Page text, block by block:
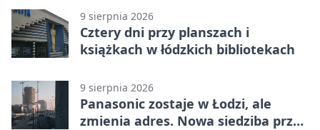
9 sierpnia 2026
Cztery dni przy planszach i
książkach w łódzkich bibliotekach
9 sierpnia 2026
Panasonic zostaje w Łodzi, ale
zmienia adres. Nowa siedziba przy